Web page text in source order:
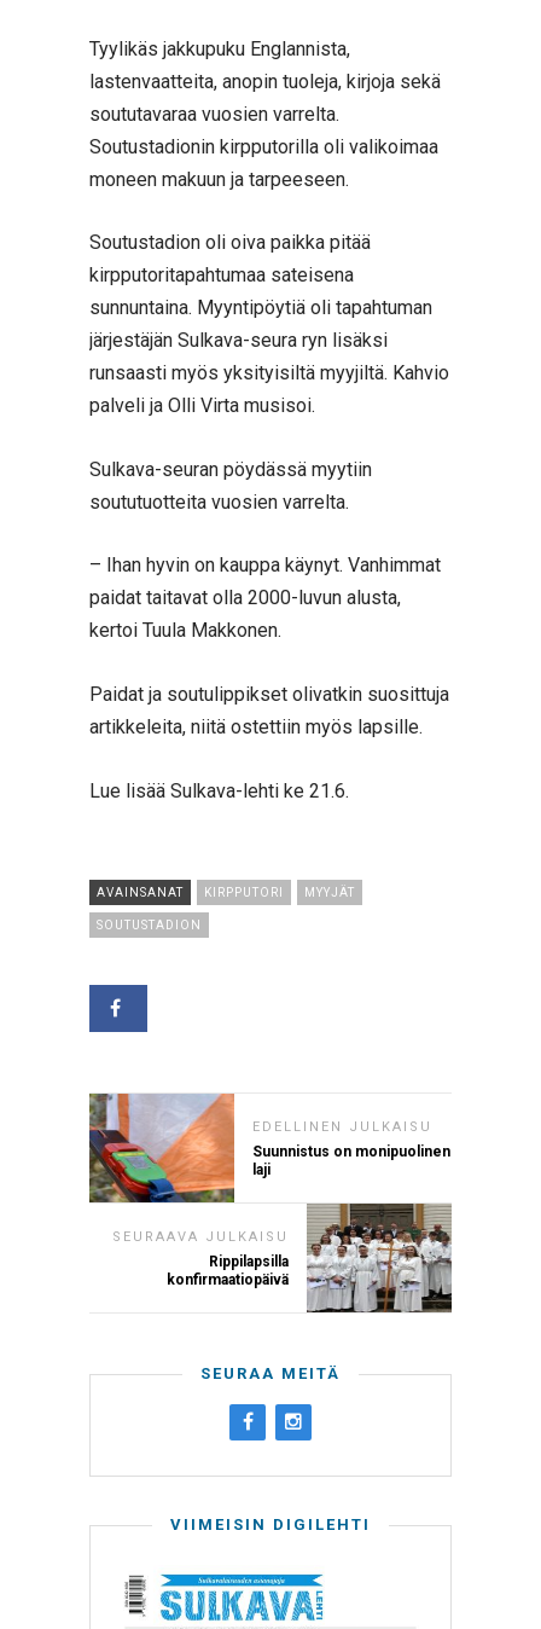
Tyylikäs jakkupuku Englannista,
lastenvaatteita, anopin tuoleja, kirjoja sekä
soututavaraa vuosien varrelta.
Soutustadionin kirpputorilla oli valikoimaa
moneen makuun ja tarpeeseen.
Soutustadion oli oiva paikka pitää
kirpputoritapahtumaa sateisena
sunnuntaina. Myyntipöytiä oli tapahtuman
järjestäjän Sulkava-seura ryn lisäksi
runsaasti myös yksityisiltä myyjiltä. Kahvio
palveli ja Olli Virta musisoi.
Sulkava-seuran pöydässä myytiin
soututuotteita vuosien varrelta.
– Ihan hyvin on kauppa käynyt. Vanhimmat
paidat taitavat olla 2000-luvun alusta,
kertoi Tuula Makkonen.
Paidat ja soutulippikset olivatkin suosittuja
artikkeleita, niitä ostettiin myös lapsille.
Lue lisää Sulkava-lehti ke 21.6.
AVAINSANAT KIRPPUTORI MYYJÄT
SOUTUSTADION
EDELLINEN JULKAISU
Suunnistus on monipuolinen
laji
SEURAAVA JULKAISU
Rippilapsilla
konfirmaatiopäivä
SEURAA MEITÄ
VIIMEISIN DIGILEHTI